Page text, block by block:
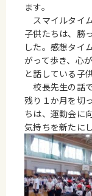
ます。
スマイルタイ
子供たちは、勝
した。感想タイ
がって歩き、心
と話している子
校長先生の話
残り１か月を切
ちは、運動会に
気持ちを新たに